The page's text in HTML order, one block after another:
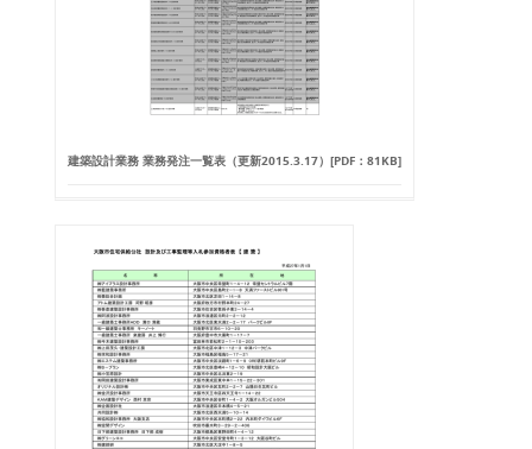
建築設計業務 業務発注一覧表（更新2015.3.17）[PDF：81KB]